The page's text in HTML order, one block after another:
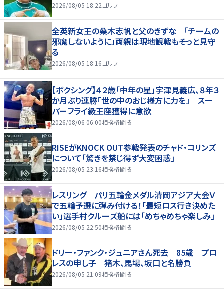
2026/08/05 18:22ゴルフ
全英新女王の桑木志帆と父のきずな 「チームの
邪魔しないように」両親は現地観戦もそっと見守
る
2026/08/05 18:16ゴルフ
【ボクシング】４２歳「中年の星」宇津見義広、８年３
か月ぶり連勝「世の中のおじ様方に力を」 スー
パーフライ級王座獲得に意欲
2026/08/06 06:00相撲格闘技
RISEがKNOCK OUT参戦発表のチャド・コリンズ
について「驚きを禁じ得ず大変困惑」
2026/08/05 23:16相撲格闘技
レスリング パリ五輪金メダル清岡アジア大会Ｖ
で五輪予選に弾み付ける！「最短ロス行き決めた
い」選手村クルーズ船には「めちゃめちゃ楽しみ」
2026/08/05 22:50相撲格闘技
ドリー・ファンク・ジュニアさん死去 85歳 プロ
レスの申し子 猪木、馬場、坂口と名勝負
2026/08/05 21:09相撲格闘技